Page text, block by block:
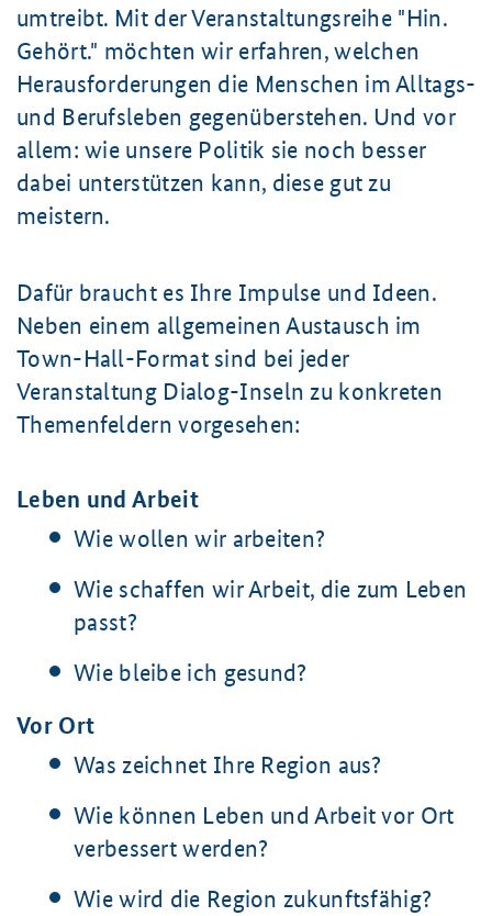
umtreibt. Mit der Veranstaltungsreihe "Hin.
Gehört." möchten wir erfahren, welchen
Herausforderungen die Menschen im Alltags-
und Berufsleben gegenüberstehen. Und vor
allem: wie unsere Politik sie noch besser
dabei unterstützen kann, diese gut zu
meistern.
Dafür braucht es Ihre Impulse und Ideen.
Neben einem allgemeinen Austausch im
Town-Hall-Format sind bei jeder
Veranstaltung Dialog-Inseln zu konkreten
Themenfeldern vorgesehen:
Leben und Arbeit
Wie wollen wir arbeiten?
Wie schaffen wir Arbeit, die zum Leben
passt?
Wie bleibe ich gesund?
Vor Ort
Was zeichnet Ihre Region aus?
Wie können Leben und Arbeit vor Ort
verbessert werden?
Wie wird die Region zukunftsfähig?